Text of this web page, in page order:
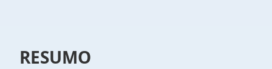
RESUMO